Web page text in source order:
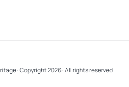
· Copyright 2026 · All rights reserved